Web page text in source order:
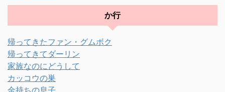
か行
帰ってきたファン・グムボク
帰ってきてダーリン
家族なのにどうして
カッコウの巣